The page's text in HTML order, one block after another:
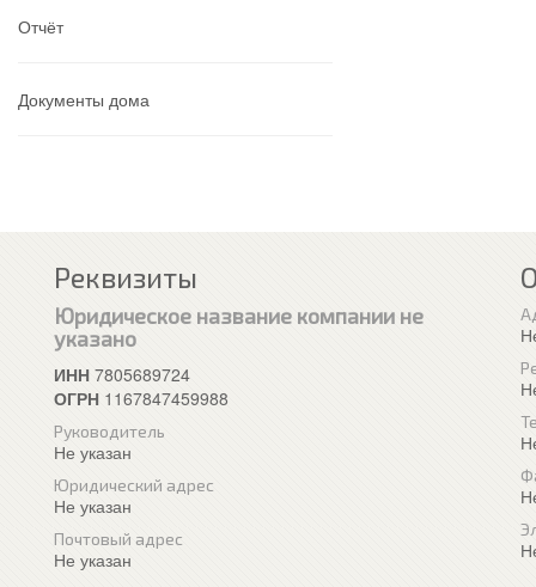
Отчёт
Документы дома
Реквизиты
Юридическое название компании не
указано
ИНН 7805689724
ОГРН 1167847459988
Руководитель
Не указан
Юридический адрес
Не указан
Почтовый адрес
Не указан